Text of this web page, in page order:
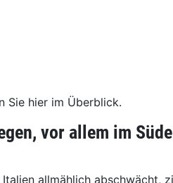
Sie hier im Überblick.
vor allem im
allmählich abschwächt,